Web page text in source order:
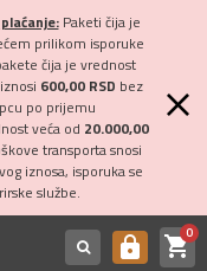
Paketi čija je
prilikom isporuke
čija je vrednost
600,00 RSD bez
po prijemu
veća od 20.000,00
transporta snosi
iznosa, isporuka se
službe.
https shopping_cart0